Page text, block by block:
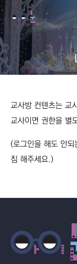
교사방 컨텐츠는 교
교사이면 권한을 별
(로그인을 해도 안
침 해주세요.)